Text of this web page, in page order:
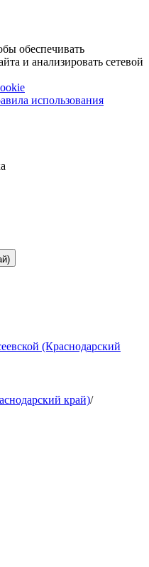
обеспечивать
и анализировать сетевой
использования
(Краснодарский
край)/